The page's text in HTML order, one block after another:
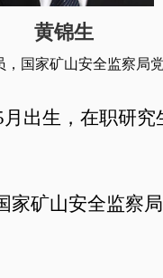
黄锦生
，国家矿山安全监察局
出生，在职研
矿山安全监察局